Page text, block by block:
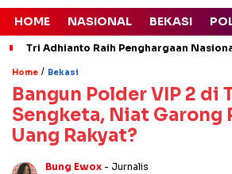
HOME NASIONAL BEKASI
Tri Adhianto Raih Penghargaan
Home / Bekasi
Bangun Polder VIP 2 di
Sengketa, Niat Garong
Uang Rakyat?
Bung Ewox - Jurnalis